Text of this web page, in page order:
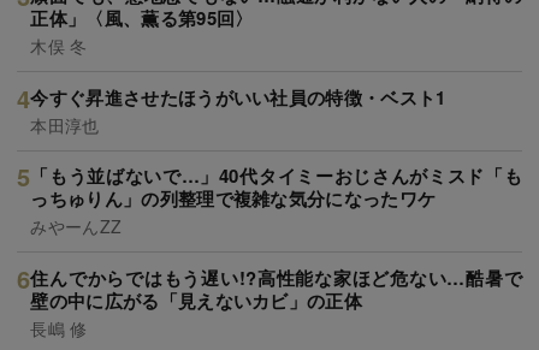
正体」〈風、薫る第95回〉
木俣 冬
今すぐ昇進させたほうがいい社員の特徴・ベスト1
本田淳也
「もう並ばないで…」40代タイミーおじさんがミスド「も
っちゅりん」の列整理で複雑な気分になったワケ
みやーんZZ
住んでからではもう遅い!?高性能な家ほど危ない…酷暑で
壁の中に広がる「見えないカビ」の正体
長嶋 修